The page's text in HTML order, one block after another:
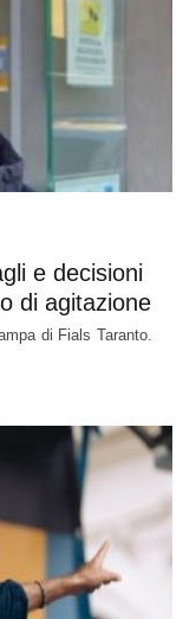
e decisioni
di agitazione
di Fials Taranto.